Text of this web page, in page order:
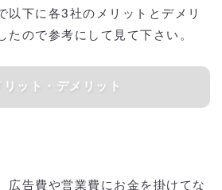
以下に各3社のメリットとデメリ
たので参考にして見て下さい。
リット・デメリット
広告費や営業費にお金を掛けてな